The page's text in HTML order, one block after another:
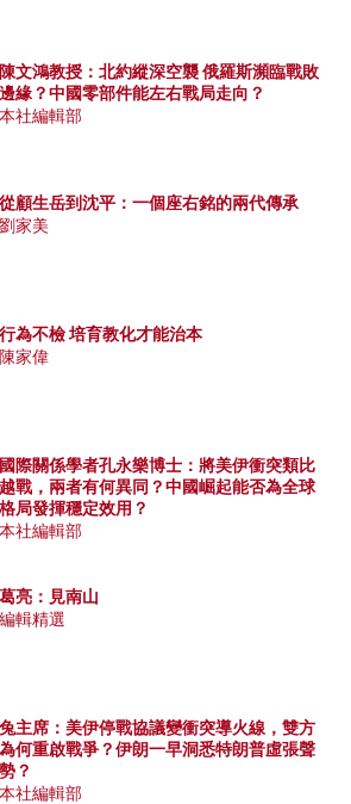
陳文鴻教授：北約縱深空襲 俄羅斯瀕臨戰敗
邊緣？中國零部件能左右戰局走向？
本社編輯部
從顧生岳到沈平：一個座右銘的兩代傳承
劉家美
行為不檢 培育教化才能治本
陳家偉
國際關係學者孔永樂博士：將美伊衝突類比
越戰，兩者有何異同？中國崛起能否為全球
格局發揮穩定效用？
本社編輯部
葛亮：見南山
編輯精選
兔主席：美伊停戰協議變衝突導火線，雙方
為何重啟戰爭？伊朗一早洞悉特朗普虛張聲
勢？
本社編輯部